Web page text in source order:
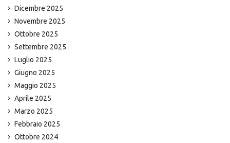
Dicembre 2025
Novembre 2025
Ottobre 2025
Settembre 2025
Luglio 2025
Giugno 2025
Maggio 2025
Aprile 2025
Marzo 2025
Febbraio 2025
Ottobre 2024